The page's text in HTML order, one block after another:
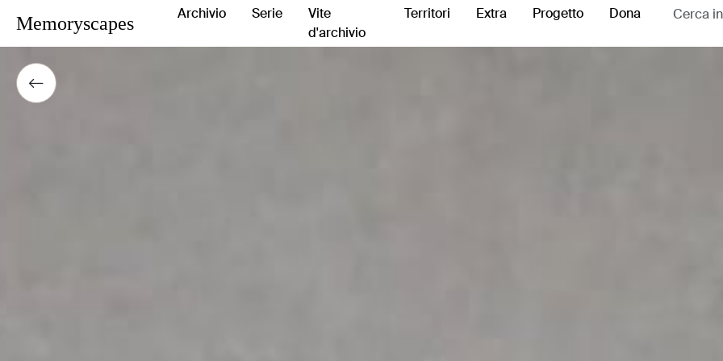
Memoryscapes Archivio Serie
Vite
d'archivio
Territori Extra Progetto Dona